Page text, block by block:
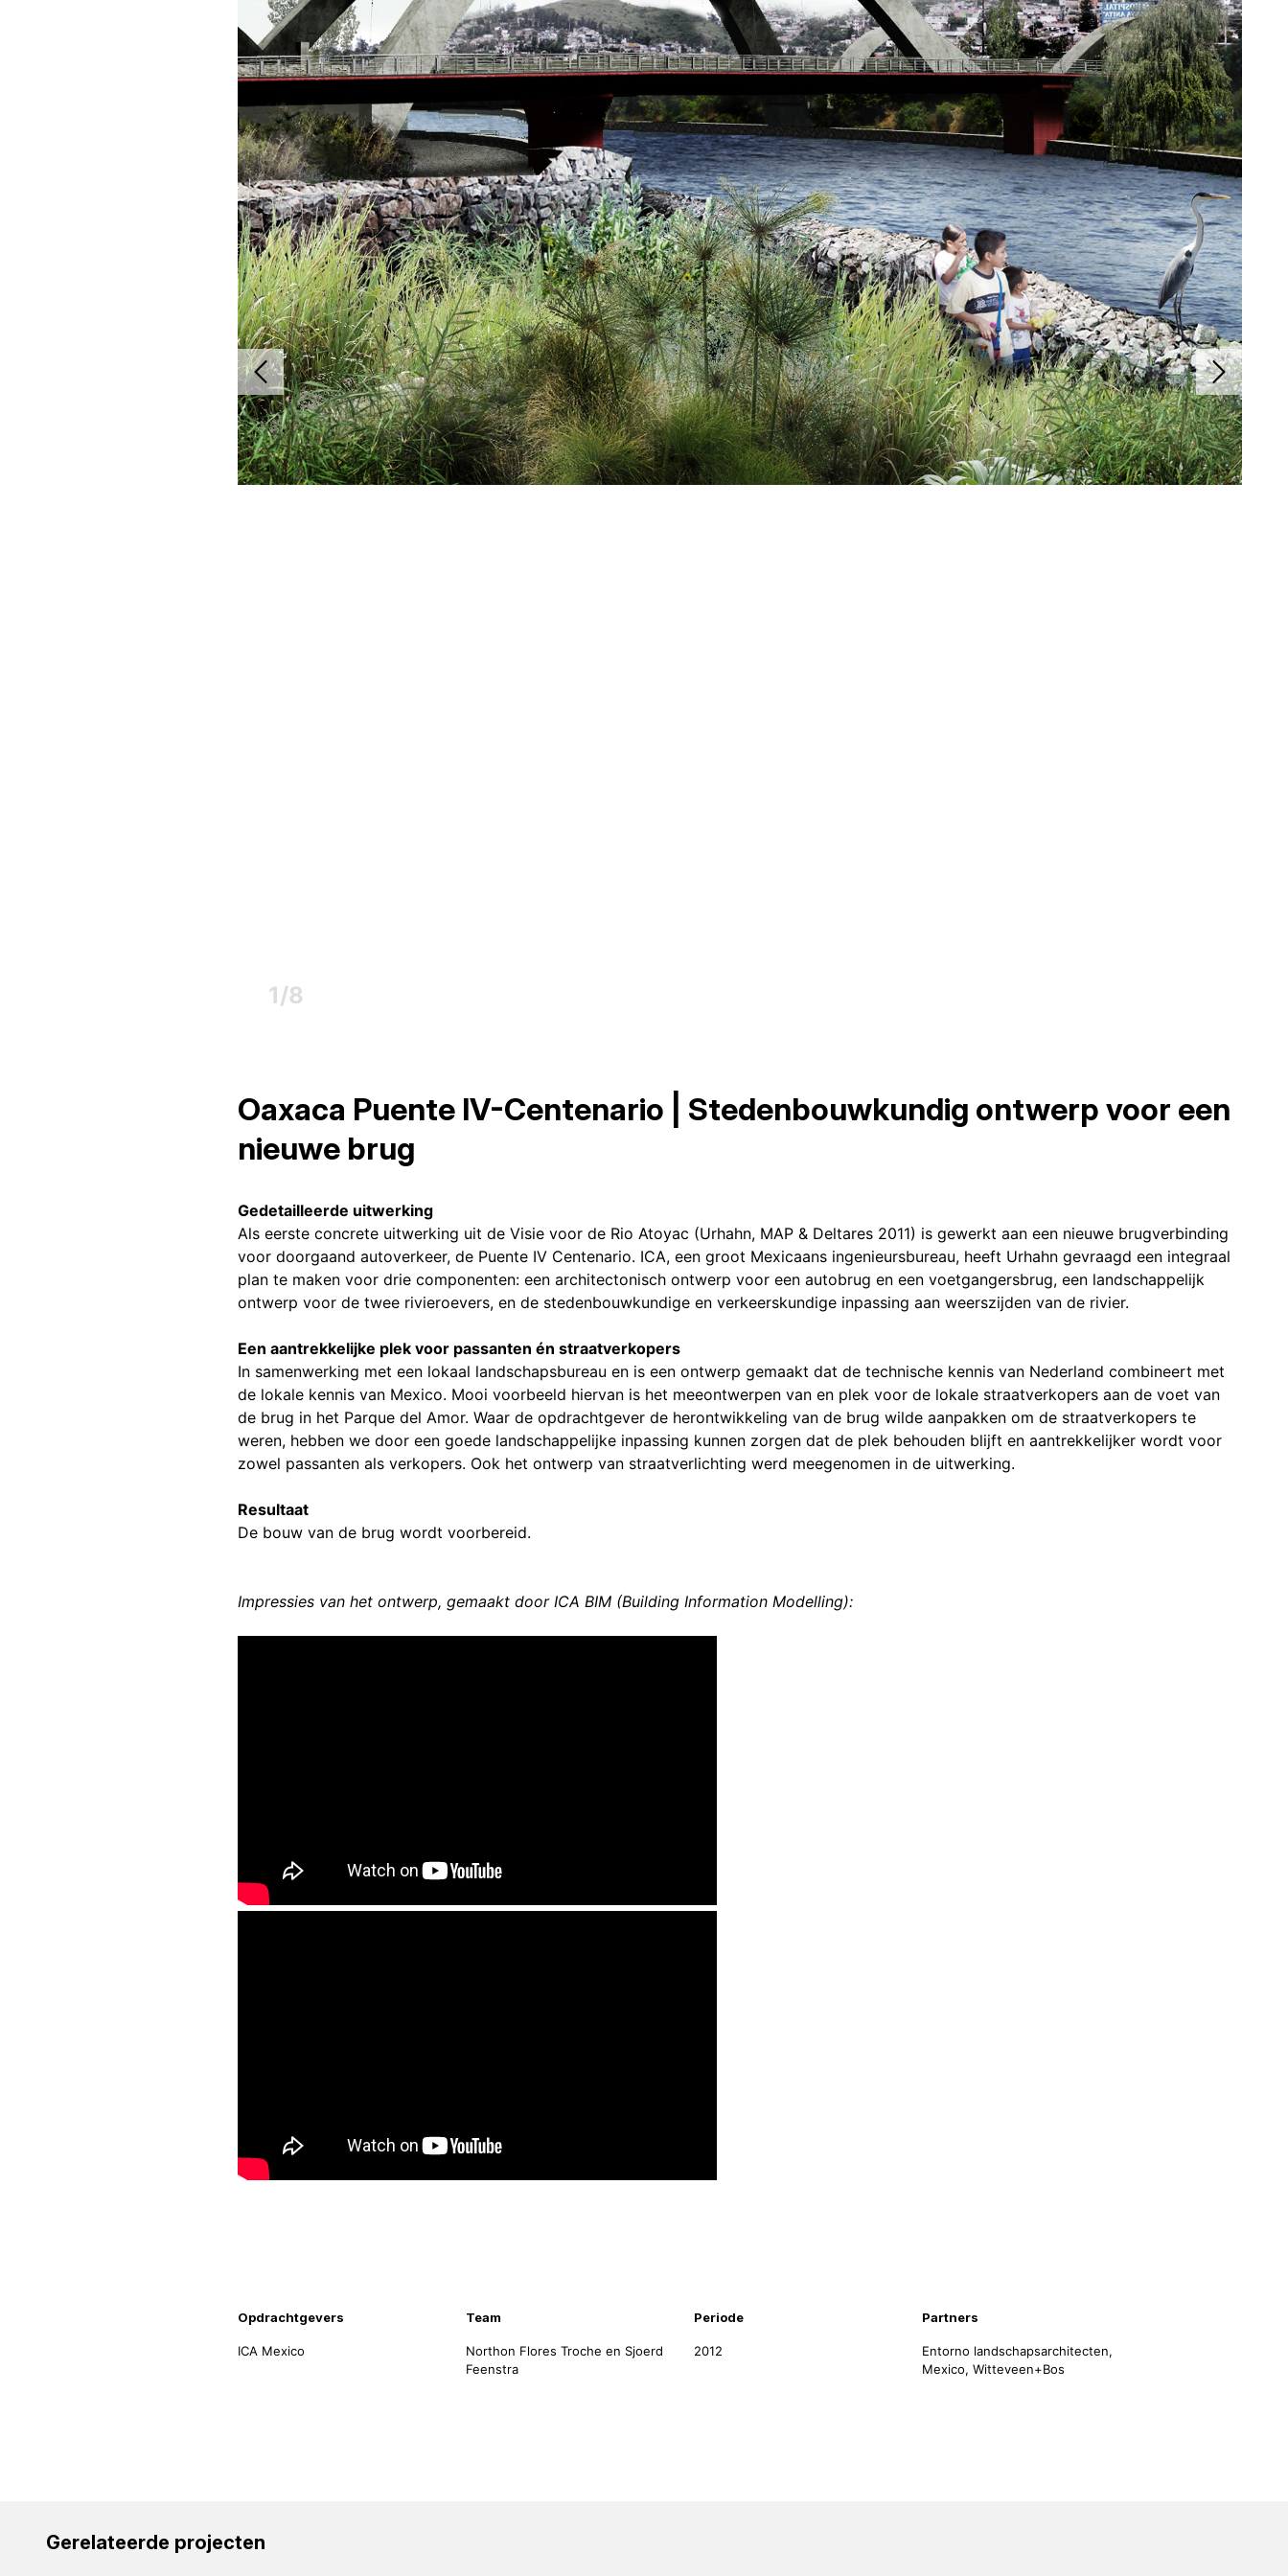
1/8
Oaxaca Puente IV-Centenario | Stedenbouwkundig ontwerp voor een
nieuwe brug
Gedetailleerde uitwerking
Als eerste concrete uitwerking uit de Visie voor de Rio Atoyac (Urhahn, MAP & Deltares 2011) is gewerkt aan een nieuwe brugverbinding
voor doorgaand autoverkeer, de Puente IV Centenario. ICA, een groot Mexicaans ingenieursbureau, heeft Urhahn gevraagd een integraal
plan te maken voor drie componenten: een architectonisch ontwerp voor een autobrug en een voetgangersbrug, een landschappelijk
ontwerp voor de twee rivieroevers, en de stedenbouwkundige en verkeerskundige inpassing aan weerszijden van de rivier.
Een aantrekkelijke plek voor passanten én straatverkopers
In samenwerking met een lokaal landschapsbureau en is een ontwerp gemaakt dat de technische kennis van Nederland combineert met
de lokale kennis van Mexico. Mooi voorbeeld hiervan is het meeontwerpen van en plek voor de lokale straatverkopers aan de voet van
de brug in het Parque del Amor. Waar de opdrachtgever de herontwikkeling van de brug wilde aanpakken om de straatverkopers te
weren, hebben we door een goede landschappelijke inpassing kunnen zorgen dat de plek behouden blijft en aantrekkelijker wordt voor
zowel passanten als verkopers. Ook het ontwerp van straatverlichting werd meegenomen in de uitwerking.
Resultaat
De bouw van de brug wordt voorbereid.
Impressies van het ontwerp, gemaakt door ICA BIM (Building Information Modelling):
Periode
2012
Opdrachtgevers
ICA Mexico
Partners
Entorno landschapsarchitecten,
Mexico, Witteveen+Bos
Team
Northon Flores Troche en Sjoerd
Feenstra
Gerelateerde projecten